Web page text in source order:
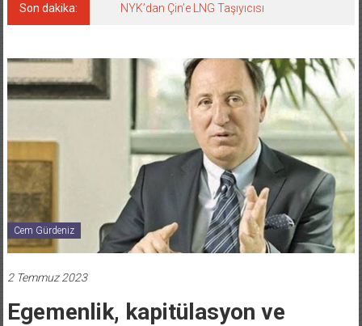
Son dakika: NYK’dan Çin’e LNG Taşıyıcısı
Cem Gürdeniz
2 Temmuz 2023
Egemenlik, kapitülasyon ve